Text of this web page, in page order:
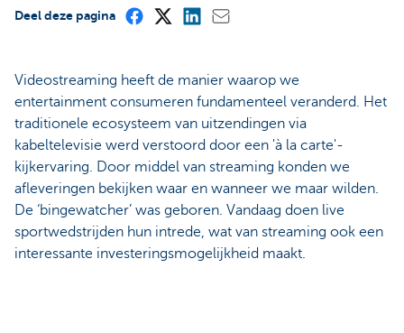
Deel deze pagina
Videostreaming heeft de manier waarop we
entertainment consumeren fundamenteel veranderd. Het
traditionele ecosysteem van uitzendingen via
kabeltelevisie werd verstoord door een 'à la carte'-
kijkervaring. Door middel van streaming konden we
afleveringen bekijken waar en wanneer we maar wilden.
De ‘bingewatcher’ was geboren. Vandaag doen live
sportwedstrijden hun intrede, wat van streaming ook een
interessante investeringsmogelijkheid maakt.